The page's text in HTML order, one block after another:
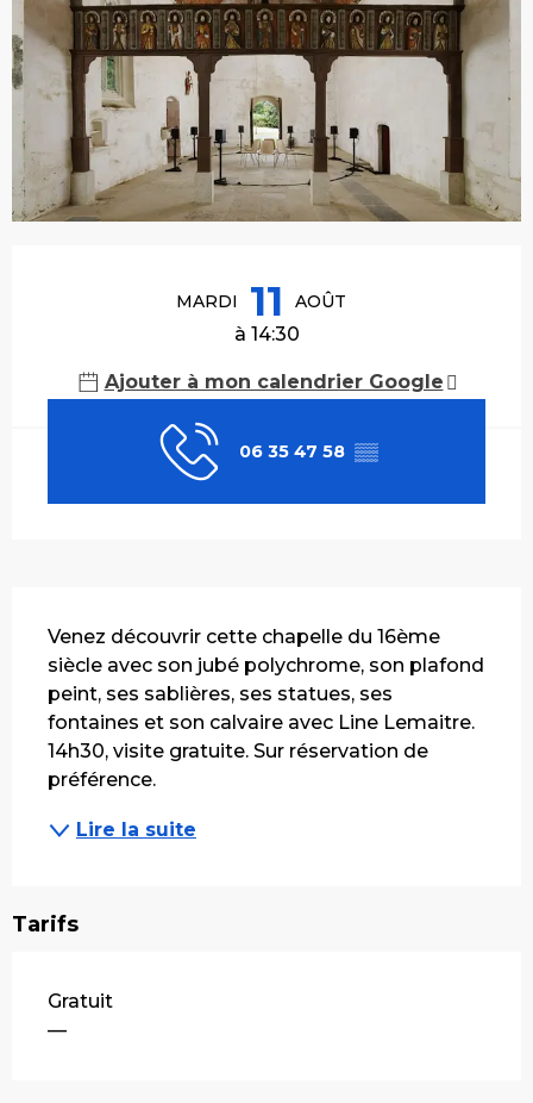
MARDI 11 AOÛT
à 14:30
Ajouter à mon calendrier Google
06 35 47 58 ▒▒
Venez découvrir cette chapelle du 16ème
siècle avec son jubé polychrome, son plafond
peint, ses sablières, ses statues, ses
fontaines et son calvaire avec Line Lemaitre.
14h30, visite gratuite. Sur réservation de
préférence.
Lire la suite
Tarifs
Gratuit
—